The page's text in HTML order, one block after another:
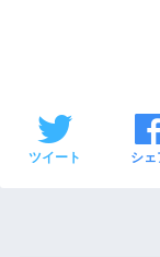
ツイート シェ